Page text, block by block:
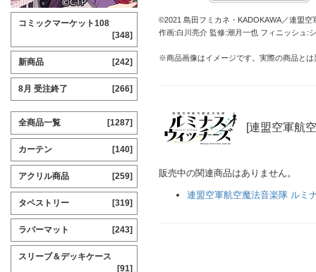
©2021 島田フミカネ・KADOKAWA／連盟空
作画:白川亮介 監修:潮月一也 フィニッシュ:
※商品画像はイメージです。実際の商品と
[連盟空軍航
販売中の関連商品はありません。
連盟空軍航空魔法音楽隊 ルミ
コミックマーケット108
[348]
新商品 [242]
8月 受注終了 [266]
全商品一覧 [1287]
カーテン [140]
アクリル商品 [259]
タペストリー [319]
ラバーマット [243]
スリーブ＆デッキケース
[91]